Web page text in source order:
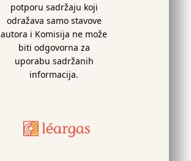
potporu sadržaju koji
odražava samo stavove
autora i Komisija ne može
biti odgovorna za
uporabu sadržanih
informacija.